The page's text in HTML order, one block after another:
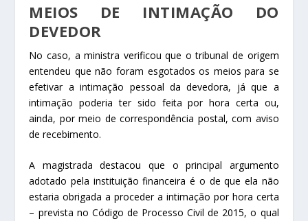
MEIOS DE INTIMAÇÃO DO
DEVEDOR
No caso, a ministra verificou que o tribunal de origem
entendeu que não foram esgotados os meios para se
efetivar a intimação pessoal da devedora, já que a
intimação poderia ter sido feita por hora certa ou,
ainda, por meio de correspondência postal, com aviso
de recebimento.
A magistrada destacou que o principal argumento
adotado pela instituição financeira é o de que ela não
estaria obrigada a proceder a intimação por hora certa
– prevista no Código de Processo Civil de 2015, o qual